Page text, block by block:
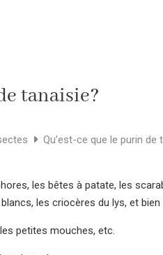
tanaisie?
Qu’est-ce que le purin de
les bêtes à patate, les
les criocères du lys, et bien
petites mouches, etc.